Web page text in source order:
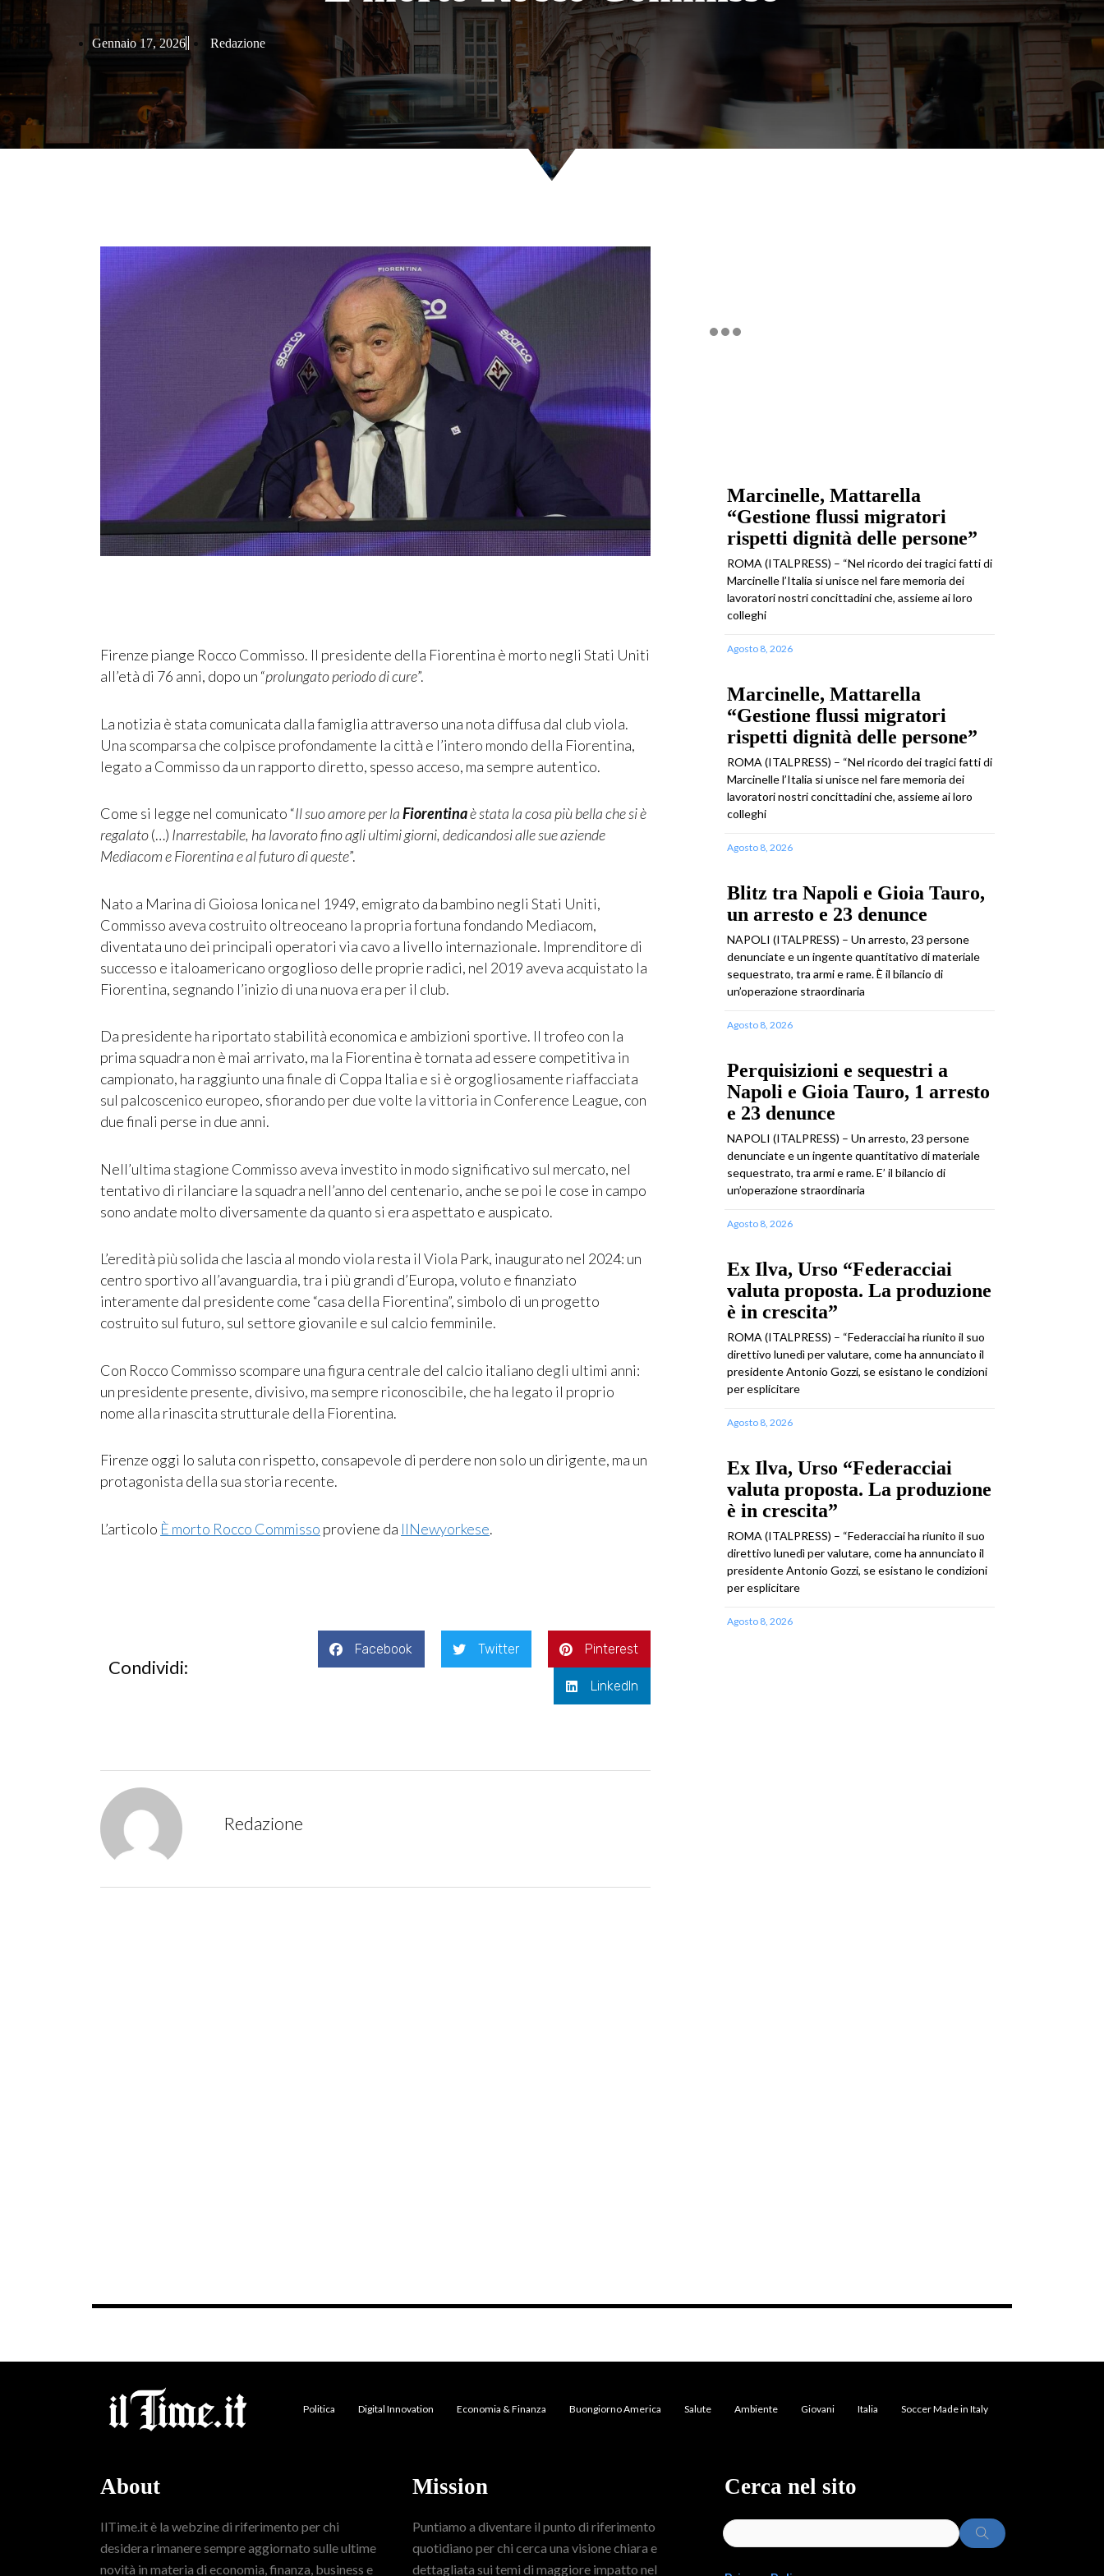
Gennaio 17, 2026 Redazione
Firenze piange Rocco Commisso. Il presidente della Fiorentina è morto negli Stati Uniti
all’età di 76 anni, dopo un “prolungato periodo di cure”.
La notizia è stata comunicata dalla famiglia attraverso una nota diffusa dal club viola.
Una scomparsa che colpisce profondamente la città e l’intero mondo della Fiorentina,
legato a Commisso da un rapporto diretto, spesso acceso, ma sempre autentico.
Come si legge nel comunicato “Il suo amore per laFiorentinaè stata la cosa più bella che si è
regalato(…) Inarrestabile, ha lavorato fino agli ultimi giorni, dedicandosi alle sue aziende
Mediacom e Fiorentina e al futuro di queste”.
Nato a Marina di Gioiosa Ionica nel 1949, emigrato da bambino negli Stati Uniti,
Commisso aveva costruito oltreoceano la propria fortuna fondando Mediacom,
diventata uno dei principali operatori via cavo a livello internazionale. Imprenditore di
successo e italoamericano orgoglioso delle proprie radici, nel 2019 aveva acquistato la
Fiorentina, segnando l’inizio di una nuova era per il club.
Da presidente ha riportato stabilità economica e ambizioni sportive. Il trofeo con la
prima squadra non è mai arrivato, ma la Fiorentina è tornata ad essere competitiva in
campionato, ha raggiunto una finale di Coppa Italia e si è orgogliosamente riaffacciata
sul palcoscenico europeo, sfiorando per due volte la vittoria in Conference League, con
due finali perse in due anni.
Nell’ultima stagione Commisso aveva investito in modo significativo sul mercato, nel
tentativo di rilanciare la squadra nell’anno del centenario, anche se poi le cose in campo
sono andate molto diversamente da quanto si era aspettato e auspicato.
L’eredità più solida che lascia al mondo viola resta il Viola Park, inaugurato nel 2024: un
centro sportivo all’avanguardia, tra i più grandi d’Europa, voluto e finanziato
interamente dal presidente come “casa della Fiorentina”, simbolo di un progetto
costruito sul futuro, sul settore giovanile e sul calcio femminile.
Con Rocco Commisso scompare una figura centrale del calcio italiano degli ultimi anni:
un presidente presente, divisivo, ma sempre riconoscibile, che ha legato il proprio
nome alla rinascita strutturale della Fiorentina.
Firenze oggi lo saluta con rispetto, consapevole di perdere non solo un dirigente, ma un
protagonista della sua storia recente.
L’articolo È morto Rocco Commisso proviene da IlNewyorkese.
Condividi:
Facebook Twitter Pinterest
LinkedIn
Redazione
Marcinelle, Mattarella
“Gestione flussi migratori
rispetti dignità delle persone”
ROMA (ITALPRESS) – “Nel ricordo dei tragici fatti di
Marcinelle l’Italia si unisce nel fare memoria dei
lavoratori nostri concittadini che, assieme ai loro
colleghi
Agosto 8, 2026
Marcinelle, Mattarella
“Gestione flussi migratori
rispetti dignità delle persone”
ROMA (ITALPRESS) – “Nel ricordo dei tragici fatti di
Marcinelle l’Italia si unisce nel fare memoria dei
lavoratori nostri concittadini che, assieme ai loro
colleghi
Agosto 8, 2026
Blitz tra Napoli e Gioia Tauro,
un arresto e 23 denunce
NAPOLI (ITALPRESS) – Un arresto, 23 persone
denunciate e un ingente quantitativo di materiale
sequestrato, tra armi e rame. È il bilancio di
un’operazione straordinaria
Agosto 8, 2026
Perquisizioni e sequestri a
Napoli e Gioia Tauro, 1 arresto
e 23 denunce
NAPOLI (ITALPRESS) – Un arresto, 23 persone
denunciate e un ingente quantitativo di materiale
sequestrato, tra armi e rame. E’ il bilancio di
un’operazione straordinaria
Agosto 8, 2026
Ex Ilva, Urso “Federacciai
valuta proposta. La produzione
è in crescita”
ROMA (ITALPRESS) – “Federacciai ha riunito il suo
direttivo lunedì per valutare, come ha annunciato il
presidente Antonio Gozzi, se esistano le condizioni
per esplicitare
Agosto 8, 2026
Ex Ilva, Urso “Federacciai
valuta proposta. La produzione
è in crescita”
ROMA (ITALPRESS) – “Federacciai ha riunito il suo
direttivo lunedì per valutare, come ha annunciato il
presidente Antonio Gozzi, se esistano le condizioni
per esplicitare
Agosto 8, 2026
Politica Digital Innovation Economia & Finanza Buongiorno America Salute Ambiente Giovani Italia Soccer Made in Italy
About
IlTime.it è la webzine di riferimento per chi
desidera rimanere sempre aggiornato sulle ultime
novità in materia di economia, finanza, business e
Mission
Puntiamo a diventare il punto di riferimento
quotidiano per chi cerca una visione chiara e
dettagliata sui temi di maggiore impatto nel
Cerca nel sito